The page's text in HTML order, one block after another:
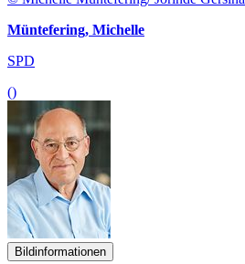
Müntefering, Michelle
SPD
()
Bildinformationen